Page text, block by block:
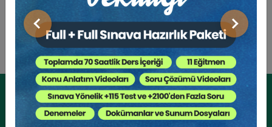
Önceki Sonraki
Kurumsal Üyelikler İçin